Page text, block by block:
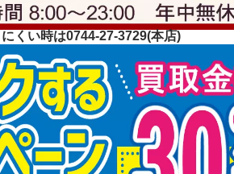
くい時は0744-27-3729(本店)